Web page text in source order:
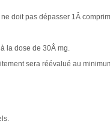
doit pas dépasser 1Â
la dose de 30Â mg.
sera réévalué au